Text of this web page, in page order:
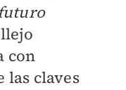
con
las claves